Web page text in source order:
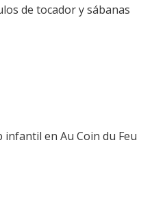
de tocador y sábanas
infantil en Au Coin du Feu